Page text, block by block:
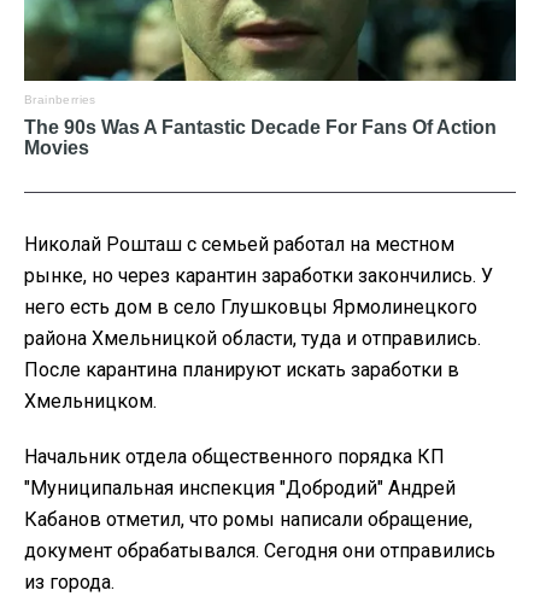
Николай Рошташ с семьей работал на местном
рынке, но через карантин заработки закончились. У
него есть дом в село Глушковцы Ярмолинецкого
района Хмельницкой области, туда и отправились.
После карантина планируют искать заработки в
Хмельницком.
Начальник отдела общественного порядка КП
"Муниципальная инспекция "Добродий" Андрей
Кабанов отметил, что ромы написали обращение,
документ обрабатывался. Сегодня они отправились
из города.